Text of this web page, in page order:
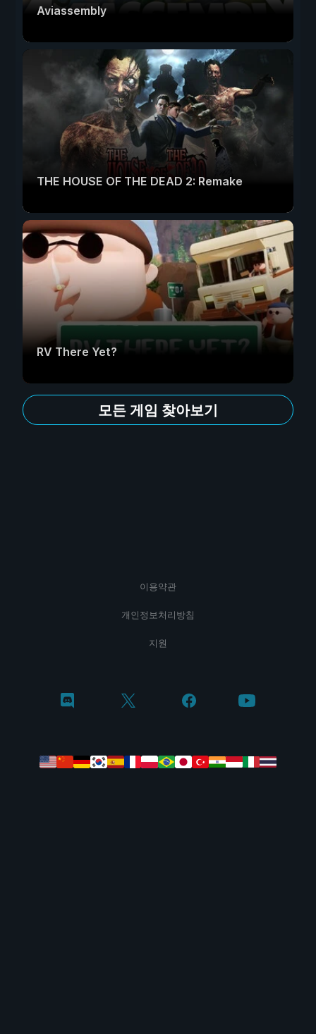
Aviassembly
THE HOUSE OF THE DEAD 2: Remake
RV There Yet?
모든 게임 찾아보기
이용약관
개인정보처리방침
지원